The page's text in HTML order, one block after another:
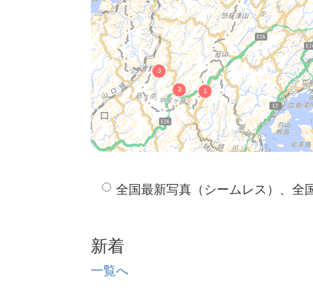
全国最新写真（シームレス）、全
新着
一覧へ